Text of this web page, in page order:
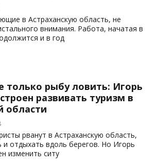
в Астраханскую область, не
внимания. Работа, начатая в
и в год
только рыбу ловить: Игорь
развивать туризм в
области
рванут в Астраханскую область,
отдыхать вдоль берегов. Но Игорь
изменить ситу